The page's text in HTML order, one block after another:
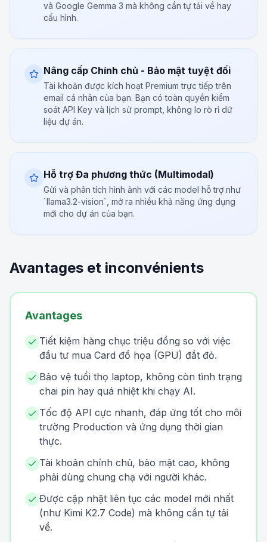
và Google Gemma 3 mà không cần tự tải về hay
cấu hình.
Nâng cấp Chính chủ - Bảo mật tuyệt đối
Tài khoản được kích hoạt Premium trực tiếp trên
email cá nhân của bạn. Bạn có toàn quyền kiểm
soát API Key và lịch sử prompt, không lo rò rỉ dữ
liệu dự án.
Hỗ trợ Đa phương thức (Multimodal)
Gửi và phân tích hình ảnh với các model hỗ trợ như
`llama3.2-vision`, mở ra nhiều khả năng ứng dụng
mới cho dự án của bạn.
Avantages et inconvénients
Avantages
Tiết kiệm hàng chục triệu đồng so với việc
đầu tư mua Card đồ họa (GPU) đắt đỏ.
Bảo vệ tuổi thọ laptop, không còn tình trạng
chai pin hay quá nhiệt khi chạy AI.
Tốc độ API cực nhanh, đáp ứng tốt cho môi
trường Production và ứng dụng thời gian
thực.
Tài khoản chính chủ, bảo mật cao, không
phải dùng chung chạ với người khác.
Được cập nhật liên tục các model mới nhất
(như Kimi K2.7 Code) mà không cần tự tải
về.